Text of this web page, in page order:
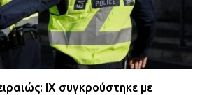
ΙΧ συγκρούστηκε με